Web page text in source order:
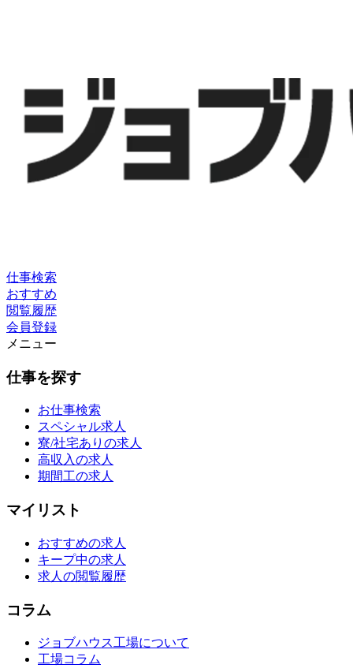
仕事検索
おすすめ
閲覧履歴
会員登録
メニュー
仕事を探す
お仕事検索
スペシャル求人
寮/社宅ありの求人
高収入の求人
期間工の求人
マイリスト
おすすめの求人
キープ中の求人
求人の閲覧履歴
コラム
ジョブハウス工場について
工場コラム